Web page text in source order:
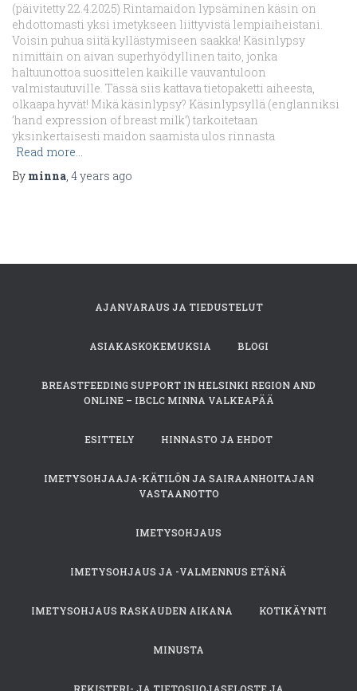
(päivitetty 22.4.2025) Rintamaidon lypsäminen käsin on
ehdottomasti yksi imetykseen liittyvistä lempiaiheistani.
Voisin puhua siitä kyllästymiseen saakka! Käsinlypsy
nimittäin on aivan superhyödyllinen taito, jonka
haltuunottoa suosittelen kaikille vauvantuloon
valmistautuville. Tässä siis kattava tietopaketti aiheesta,
olkaapa hyvät! Mikä käsinlypsy? Käsinlypsyllä (englanniksi
’hand expression of breast milk’) tarkoitetaan
yksinkertaisesti maidon saamista ulos rinnasta
Read more…
By minna, 4 years ago
AJANVARAUS JA TIEDUSTELUT
ASIAKASKOKEMUKSIA BLOGI
BREASTFEEDING SUPPORT IN HELSINKI REGION AND
ONLINE – IBCLC MINNA VALKEAPÄÄ
ESITTELY HINNASTO JA EHDOT
IMETYSOHJAAJA-KÄTILÖN JA SAIRAANHOITAJAN
VASTAANOTTO
IMETYSOHJAUS
IMETYSOHJAUS JA -VALMENNUS ETÄNÄ
IMETYSOHJAUS RASKAUDEN AIKANA KOTIKÄYNTI
MINUSTA